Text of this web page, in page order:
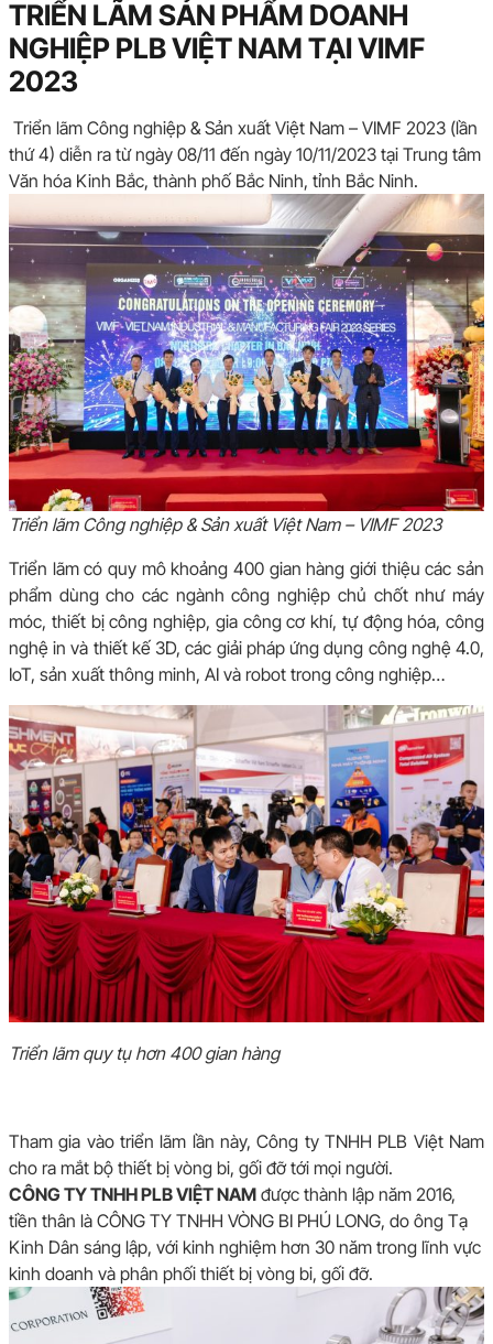
TRIỂN LÃM SẢN PHẨM DOANH
NGHIỆP PLB VIỆT NAM TẠI VIMF
2023
Triển lãm Công nghiệp & Sản xuất Việt Nam – VIMF 2023 (lần
thứ 4) diễn ra từ ngày 08/11 đến ngày 10/11/2023 tại Trung tâm
Văn hóa Kinh Bắc, thành phố Bắc Ninh, tỉnh Bắc Ninh.
Triển lãm Công nghiệp & Sản xuất Việt Nam – VIMF 2023
Triển lãm có quy mô khoảng 400 gian hàng giới thiệu các sản
phẩm dùng cho các ngành công nghiệp chủ chốt như máy
móc, thiết bị công nghiệp, gia công cơ khí, tự động hóa, công
nghệ in và thiết kế 3D, các giải pháp ứng dụng công nghệ 4.0,
IoT, sản xuất thông minh, AI và robot trong công nghiệp…
Triển lãm quy tụ hơn 400 gian hàng
Tham gia vào triển lãm lần này, Công ty TNHH PLB Việt Nam
cho ra mắt bộ thiết bị vòng bi, gối đỡ tới mọi người.
CÔNG TY TNHH PLB VIỆT NAM được thành lập năm 2016,
tiền thân là CÔNG TY TNHH VÒNG BI PHÚ LONG, do ông Tạ
Kinh Dân sáng lập, với kinh nghiệm hơn 30 năm trong lĩnh vực
kinh doanh và phân phối thiết bị vòng bi, gối đỡ.